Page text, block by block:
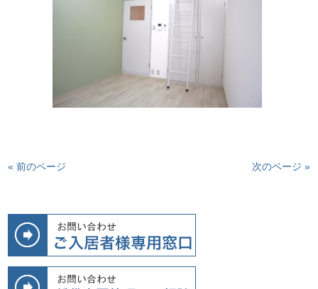
« 前のページ 次のページ »